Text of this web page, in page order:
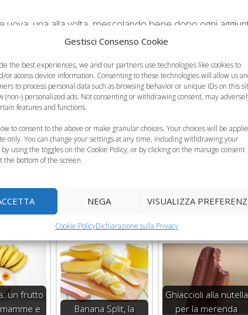
Gestisci Consenso Cookie
the best experiences, we and our partners use technologies like cookies to
or access device information. Consenting to these technologies will allow us
to process personal data such as browsing behavior or unique IDs on this
(non-) personalized ads. Not consenting or withdrawing consent, may
features and functions.
to consent to the above or make granular choices. Your choices will be
only. You can change your settings at any time, including withdrawing your
using the toggles on the Cookie Policy, or by clicking on the manage consent
the bottom of the screen.
NEGA VISUALIZZA
Cookie PolicyDichiarazione sulla Privacy
una alla volta, mescolando bene dopo ogni
una poltiglia. Unire il latte e la cannella. Unirle al
il bicarbonato e il sale. A questo punto unire anche, se si
farina per evitare che affondino nell’impasto
(quello da plumcake) imburrato ed infarinato o
cuocere in forno caldo, a 180 °C, per circa 45
a piacere.
e biscottie icubotti al cioccolato e cocco di
un frutto
e
Banana Split, la
Ghiaccioli alla nutella
per la merenda